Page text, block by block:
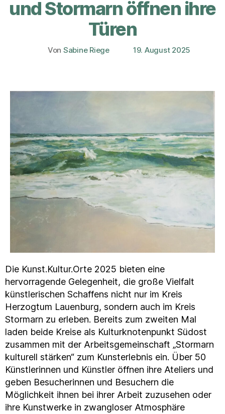
und Stormarn öffnen ihre
Türen
Beitragsautor
Von Sabine Riege Veröffentlichungsdatum
19. August 2025
Die Kunst.Kultur.Orte 2025 bieten eine
hervorragende Gelegenheit, die große Vielfalt
künstlerischen Schaffens nicht nur im Kreis
Herzogtum Lauenburg, sondern auch im Kreis
Stormarn zu erleben. Bereits zum zweiten Mal
laden beide Kreise als Kulturknotenpunkt Südost
zusammen mit der Arbeitsgemeinschaft „Stormarn
kulturell stärken“ zum Kunsterlebnis ein. Über 50
Künstlerinnen und Künstler öffnen ihre Ateliers und
geben Besucherinnen und Besuchern die
Möglichkeit ihnen bei ihrer Arbeit zuzusehen oder
ihre Kunstwerke in zwangloser Atmosphäre